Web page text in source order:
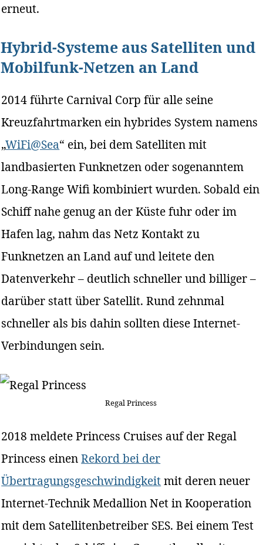
erneut.
Hybrid-Systeme aus Satelliten und
Mobilfunk-Netzen an Land
2014 führte Carnival Corp für alle seine
Kreuzfahrtmarken ein hybrides System namens
„WiFi@Sea“ ein, bei dem Satelliten mit
landbasierten Funknetzen oder sogenanntem
Long-Range Wifi kombiniert wurden. Sobald ein
Schiff nahe genug an der Küste fuhr oder im
Hafen lag, nahm das Netz Kontakt zu
Funknetzen an Land auf und leitete den
Datenverkehr – deutlich schneller und billiger –
darüber statt über Satellit. Rund zehnmal
schneller als bis dahin sollten diese Internet-
Verbindungen sein.
Regal Princess
2018 meldete Princess Cruises auf der Regal
Princess einenRekord bei der
Übertragungsgeschwindigkeitmit deren neuer
Internet-Technik Medallion Net in Kooperation
mit dem Satellitenbetreiber SES. Bei einem Test